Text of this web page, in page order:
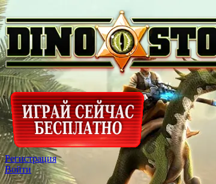
Регистрация
Войти